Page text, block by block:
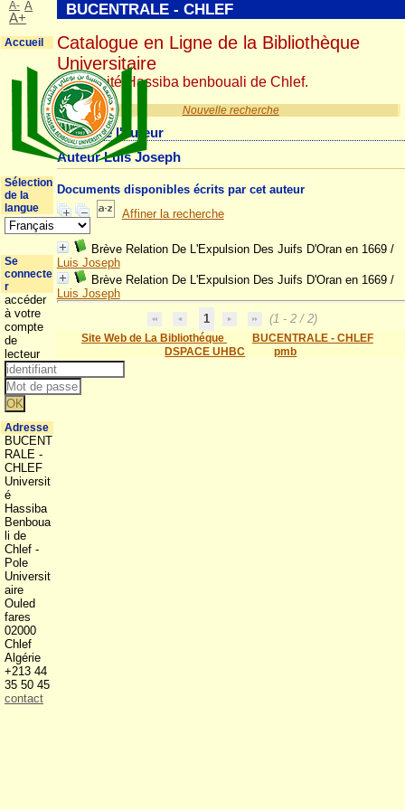
Nouvelle recherche
Détail de l'auteur
Auteur Luis Joseph
Documents disponibles écrits par cet auteur
Affiner la recherche
Brève Relation De L'Expulsion Des Juifs D'Oran en 1669/
Luis Joseph
Brève Relation De L'Expulsion Des Juifs D'Oran en 1669/
Luis Joseph
1
(1 - 2 / 2)
Site Web de La Bibliothéque
BUCENTRALE - CHLEF
DSPACE UHBC
pmb
BUCENTRALE - CHLEF
Catalogue en Ligne de la Bibliothèque
Universitaire
Université Hassiba benbouali de Chlef.
A- A
A+
Accueil
Sélection
de la
langue
Se
connecte
r
accéder
à votre
compte
de
lecteur
Adresse
BUCENT
RALE -
CHLEF
Universit
é
Hassiba
Benboua
li de
Chlef -
Pole
Universit
aire
Ouled
fares
02000
Chlef
Algérie
+213 44
35 50 45
contact